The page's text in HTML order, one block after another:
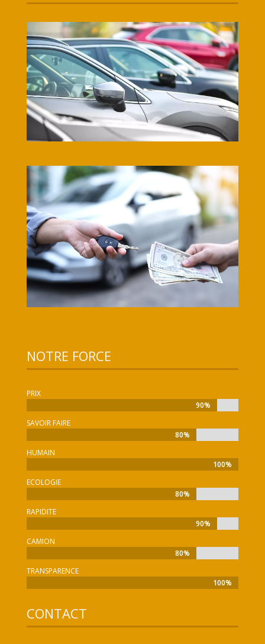
NOTRE FORCE
PRIX
90%
90%
SAVOIR FAIRE
80%
80%
HUMAIN
100%
100%
ECOLOGIE
80%
80%
RAPIDITE
90%
90%
CAMION
80%
80%
TRANSPARENCE
100%
100%
CONTACT